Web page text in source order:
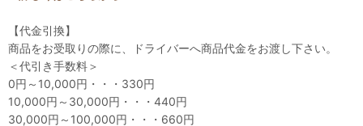
【代金引換】
商品をお受取りの際に、ドライバーへ商品代金をお渡し下さい。
＜代引き手数料＞
0円～10,000円・・・330円
10,000円～30,000円・・・440円
30,000円～100,000円・・・660円